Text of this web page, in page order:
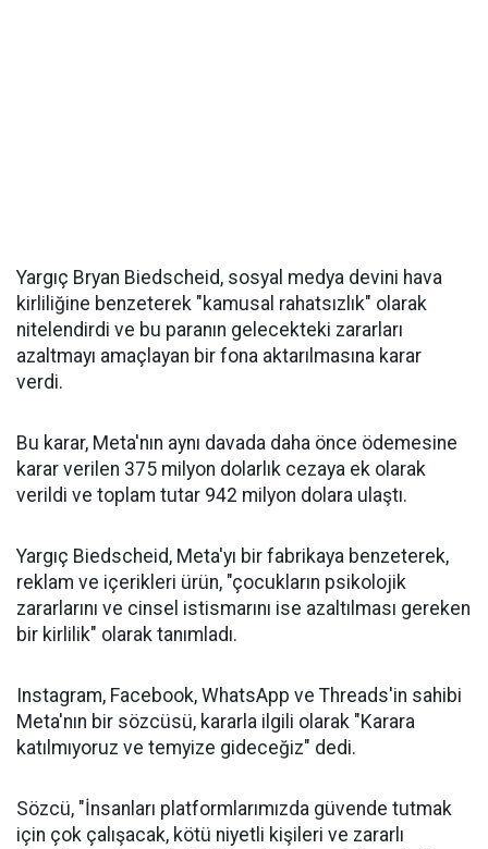
Yargıç Bryan Biedscheid, sosyal medya devini hava
kirliliğine benzeterek "kamusal rahatsızlık" olarak
nitelendirdi ve bu paranın gelecekteki zararları
azaltmayı amaçlayan bir fona aktarılmasına karar
verdi.
Bu karar, Meta'nın aynı davada daha önce ödemesine
karar verilen 375 milyon dolarlık cezaya ek olarak
verildi ve toplam tutar 942 milyon dolara ulaştı.
Yargıç Biedscheid, Meta'yı bir fabrikaya benzeterek,
reklam ve içerikleri ürün, "çocukların psikolojik
zararlarını ve cinsel istismarını ise azaltılması gereken
bir kirlilik" olarak tanımladı.
Instagram, Facebook, WhatsApp ve Threads'in sahibi
Meta'nın bir sözcüsü, kararla ilgili olarak "Karara
katılmıyoruz ve temyize gideceğiz" dedi.
Sözcü, "İnsanları platformlarımızda güvende tutmak
için çok çalışacak, kötü niyetli kişileri ve zararlı